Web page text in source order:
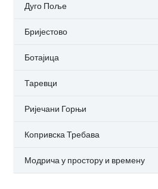
Дуго Поље
Бријестово
Ботајица
Таревци
Ријечани Горњи
Копривска Требава
Модрича у простору и времену